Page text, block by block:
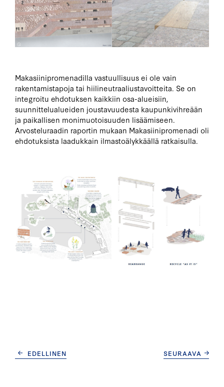
Makasiinipromenadilla vastuullisuus ei ole vain
rakentamistapoja tai hiilineutraaliustavoitteita. Se on
integroitu ehdotuksen kaikkiin osa-alueisiin,
suunnittelualueiden joustavuudesta kaupunkivihreään
ja paikallisen monimuotoisuuden lisäämiseen.
Arvosteluraadin raportin mukaan Makasiinipromenadi oli
ehdotuksista laadukkain ilmastoälykkäällä ratkaisulla.
CONTINUE
EDELLINEN SEURAAVA